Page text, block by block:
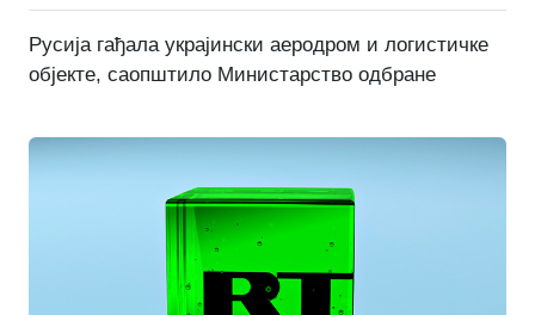
Русија гађала украјински аеродром и логистичке
објекте, саопштило Министарство одбране